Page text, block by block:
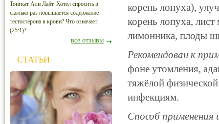
корень лопуха),
корень лопуха,
лимонника, плоды
Рекомендован к
фоне утомления,
тяжёлой
инфекциям.
Способ применения
Тонгкат Али Лайт. Хотел спросить в
сколько раз повышается содержание
тестостерона в крови? Что означает
(25:1)?
все отзывы
СТАТЬИ